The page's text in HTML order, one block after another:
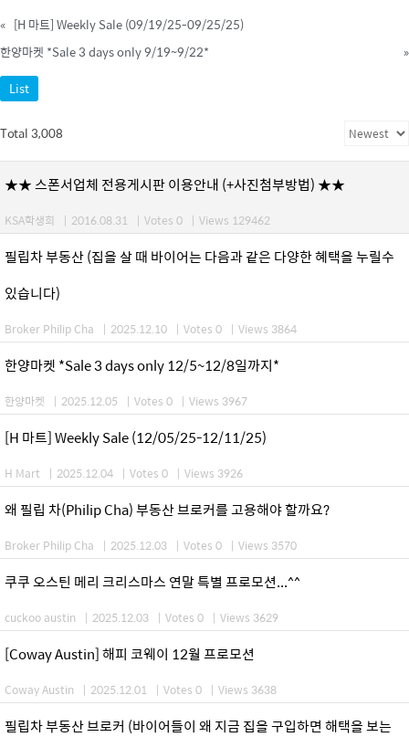
« [H 마트] Weekly Sale (09/19/25-09/25/25)
한양마켓 *Sale 3 days only 9/19~9/22*
»
List
Total 3,008
★★ 스폰서업체 전용게시판 이용안내 (+사진첨부방법) ★★
KSA학생회 | 2016.08.31 | Votes 0 | Views 129462
필립차 부동산 (집을 살 때 바이어는 다음과 같은 다양한 혜택을 누릴수
있습니다)
Broker Philip Cha | 2025.12.10 | Votes 0 | Views 3864
한양마켓 *Sale 3 days only 12/5~12/8일까지*
한양마켓 | 2025.12.05 | Votes 0 | Views 3967
[H 마트] Weekly Sale (12/05/25-12/11/25)
H Mart | 2025.12.04 | Votes 0 | Views 3926
왜 필립 차(Philip Cha) 부동산 브로커를 고용해야 할까요?
Broker Philip Cha | 2025.12.03 | Votes 0 | Views 3570
쿠쿠 오스틴 메리 크리스마스 연말 특별 프로모션...^^
cuckoo austin | 2025.12.03 | Votes 0 | Views 3629
[Coway Austin] 해피 코웨이 12월 프로모션
Coway Austin | 2025.12.01 | Votes 0 | Views 3638
필립차 부동산 브로커 (바이어들이 왜 지금 집을 구입하면 해택을 보는